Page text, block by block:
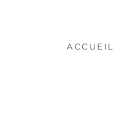
LAACCUEIL